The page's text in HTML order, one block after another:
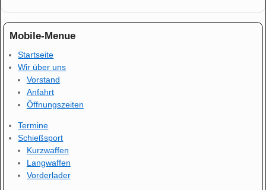
Mobile-Menue
Startseite
Wir über uns
Vorstand
Anfahrt
Öffnungszeiten
Termine
Schießsport
Kurzwaffen
Langwaffen
Vorderlader